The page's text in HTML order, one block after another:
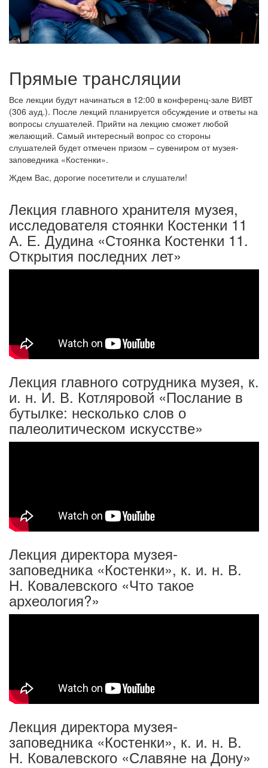
Прямые трансляции
Все лекции будут начинаться в 12:00 в конференц-зале ВИВТ
(306 ауд.). После лекций планируется обсуждение и ответы на
вопросы слушателей. Прийти на лекцию сможет любой
желающий. Самый интересный вопрос со стороны
слушателей будет отмечен призом – сувениром от музея-
заповедника «Костенки».
Ждем Вас, дорогие посетители и слушатели!
Лекция главного хранителя музея,
исследователя стоянки Костенки 11
А. Е. Дудина «Стоянка Костенки 11.
Открытия последних лет»
Лекция главного сотрудника музея, к.
и. н. И. В. Котляровой «Послание в
бутылке: несколько слов о
палеолитическом искусстве»
Лекция директора музея-
заповедника «Костенки», к. и. н. В.
Н. Ковалевского «Что такое
археология?»
Лекция директора музея-
заповедника «Костенки», к. и. н. В.
Н. Ковалевского «Славяне на Дону»